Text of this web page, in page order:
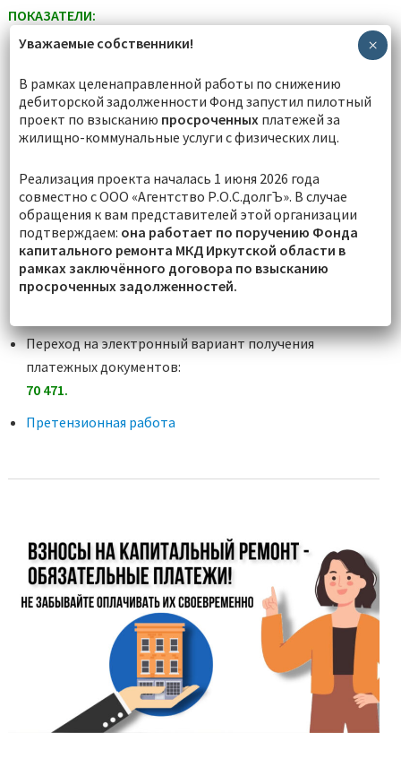
ПОКАЗАТЕЛИ:
14 502
Дома, на которых произведен ремонт на
07.08.2026года:6 465
Обязательства по МКД в 2026 году —1 639
По состоянию на07.08.2026работы выполнены на 489
МКД
Открыто лицевых счетов собственников:
Переход на электронный вариант получения
платежных документов:
70 471.
Претензионная работа
Уважаемые собственники!
В рамках целенаправленной работы по снижению
дебиторской задолженности Фонд запустил пилотный
проект по взысканию просроченных платежей за
жилищно-коммунальные услуги с физических лиц.
Реализация проекта началась 1 июня 2026 года
совместно с ООО «Агентство Р.О.С.долгЪ». В случае
обращения к вам представителей этой организации
подтверждаем: она работает по поручению Фонда
капитального ремонта МКД Иркутской области в
рамках заключённого договора по взысканию
просроченных задолженностей.
×